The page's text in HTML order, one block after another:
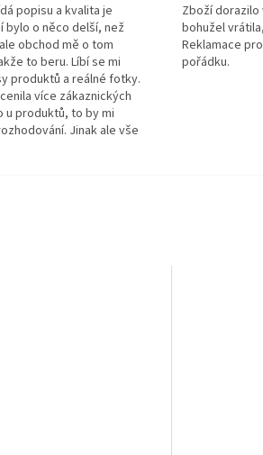
popisu a kvalita je
bylo o něco delší, než
obchod mě o tom
to beru. Líbí se mi
produktů a reálné fotky.
více zákaznických
u produktů, to by mi
Jinak ale vše
Zboží dorazilo
bohužel
Reklamace
pořádku.